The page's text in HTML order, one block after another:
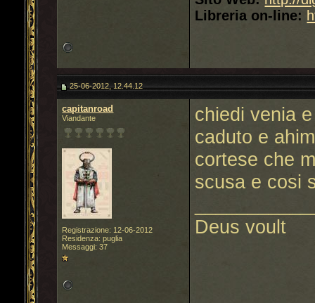
Libreria on-line:
25-06-2012, 12.44.12
capitanroad
Viandante
Registrazione: 12-06-2012
Residenza: puglia
Messaggi: 37
chiedi venia
caduto e
cortese che
scusa e cosi
Deus voult